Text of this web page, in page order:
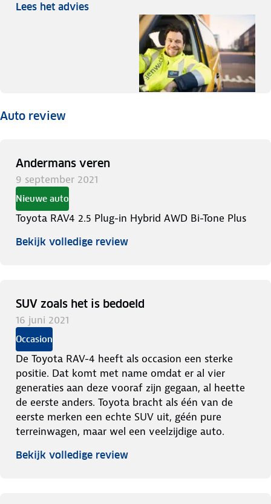
Lees het advies
Auto review
Andermans veren
9 september 2021
Nieuwe auto
Toyota RAV4 2.5 Plug-in Hybrid AWD Bi-Tone Plus
Bekijk volledige review
SUV zoals het is bedoeld
16 juni 2021
Occasion
De Toyota RAV-4 heeft als occasion een sterke
positie. Dat komt met name omdat er al vier
generaties aan deze vooraf zijn gegaan, al heette
de eerste anders. Toyota bracht als één van de
eerste merken een echte SUV uit, géén pure
terreinwagen, maar wel een veelzijdige auto.
Bekijk volledige review